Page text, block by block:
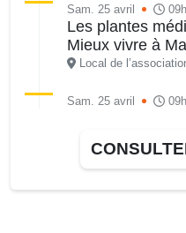
Sam. 25 avril
Les plantes
Mieux vivre à
Local de
Sam. 25 avril
Gosier